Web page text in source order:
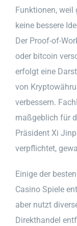
Funktionen, weil
keine bessere
Der Proof-of-
oder bitcoin
erfolgt eine
von
verbessern.
maßgeblich für
Präsident Xi
verpflichtet,
Einige der
Casino Spiele
aber nutzt
Direkthandel